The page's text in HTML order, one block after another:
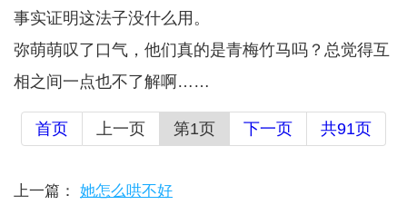
事实证明这法子没什么用。
弥萌萌叹了口气，他们真的是青梅竹马吗？总觉得互
相之间一点也不了解啊……
首页 上一页 第1页 下一页 共91页
上一篇： 她怎么哄不好